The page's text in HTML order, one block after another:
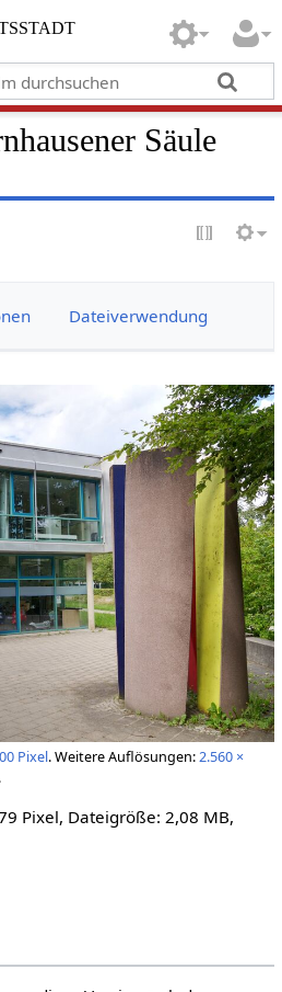
Säule
Dateiverwendung
Pixel.Weitere Auflösungen:2.560 ×
Pixel, Dateigröße: 2,08 MB,